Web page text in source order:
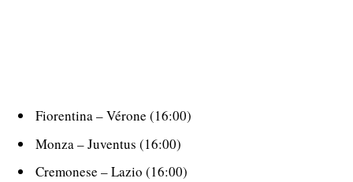
Fiorentina – Vérone (16:00)
Monza – Juventus (16:00)
Cremonese – Lazio (16:00)